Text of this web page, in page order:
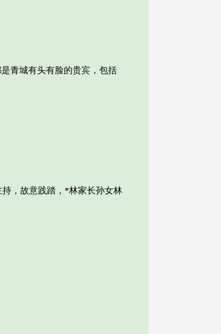
青城有头有脸的贵宾，包括
，故意践踏，*林家长孙女林